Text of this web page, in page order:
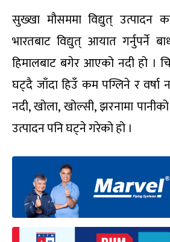
सुख्खा मौसममा विद्युत् उत्पादन
भारतबाट विद्युत् आयात गर्नुपर्ने
हिमालबाट बगेर आएको नदी हो ।
घट्दै जाँदा हिउँ कम पग्लिने र
नदी, खोला, खोल्सी, झरनामा
उत्पादन पनि घट्ने गरेको हो ।